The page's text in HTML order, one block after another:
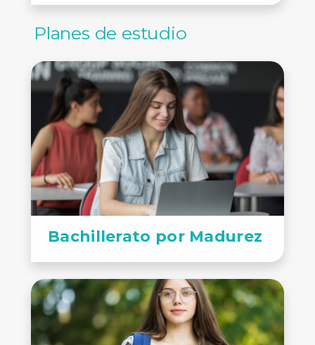
Planes de estudio
Bachillerato por Madurez